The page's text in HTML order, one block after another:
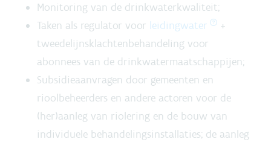
Monitoring van de drinkwaterkwaliteit;
Taken als regulator voor leidingwater
+
tweedelijnsklachtenbehandeling voor
abonnees van de drinkwatermaatschappijen;
Subsidieaanvragen door gemeenten en
rioolbeheerders en andere actoren voor de
(her)aanleg van riolering en de bouw van
individuele behandelingsinstallaties; de aanleg